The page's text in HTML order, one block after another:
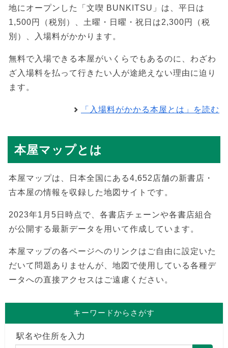
地にオープンした「文喫 BUNKITSU」は、平日は
1,500円（税別）、土曜・日曜・祝日は2,300円（税
別）、入場料がかかります。
無料で入場できる本屋がいくらでもあるのに、わざわ
ざ入場料を払って行きたい人が途絶えない理由に迫り
ます。
「入場料がかかる本屋とは」を読む
本屋マップとは
本屋マップは、日本全国にある4,652店舗の新書店・
古本屋の情報を収録した地図サイトです。
2023年1月5日時点で、各書店チェーンや各書店組合
が公開する最新データを用いて作成しています。
本屋マップの各ページヘのリンクはご自由に設定いた
だいて問題ありませんが、地図で使用している各種デ
ータへの直接アクセスはご遠慮ください。
キーワードからさがす
駅名や住所を入力